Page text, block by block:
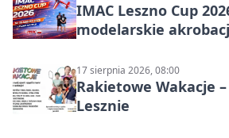
IMAC Leszno Cup
modelarskie
17 sierpnia 2026, 08:00
Rakietowe Wakacje
Lesznie